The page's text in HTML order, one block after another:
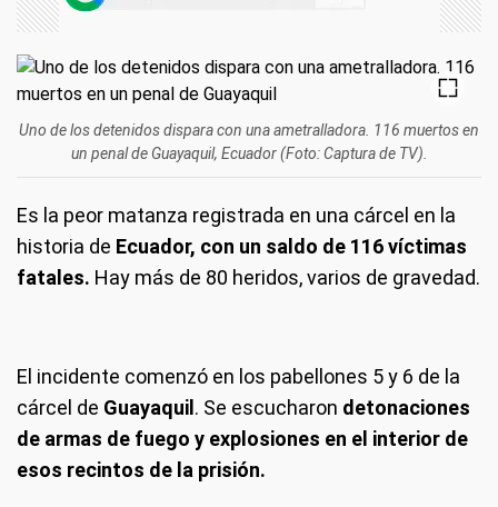
Uno de los detenidos dispara con una ametralladora. 116 muertos en
un penal de Guayaquil, Ecuador (Foto: Captura de TV).
Es la peor matanza registrada en una cárcel en la
historia de Ecuador, con un saldo de 116 víctimas
fatales. Hay más de 80 heridos, varios de gravedad.
El incidente comenzó en los pabellones 5 y 6 de la
cárcel de Guayaquil . Se escucharon detonaciones
de armas de fuego y explosiones en el interior de
esos recintos de la prisión.